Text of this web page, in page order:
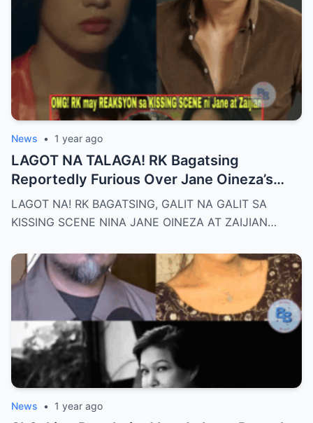
News • 1 year ago
LAGOT NA TALAGA! RK Bagatsing
Reportedly Furious Over Jane Oineza’s
Ki$$ing Scene with Zaijian Jaranilla —
Tension Rises Behind the Scenes as Fans
Line for the Real-Life Couple?
LAGOT NA! RK BAGATSING, GALIT NA GALIT SA
KISSING SCENE NINA JANE OINEZA AT ZAIJIAN…
News • 1 year ago